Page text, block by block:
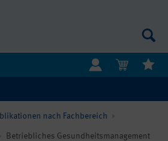
nach Fachbereich
Betriebliches Gesundheitsmanagement